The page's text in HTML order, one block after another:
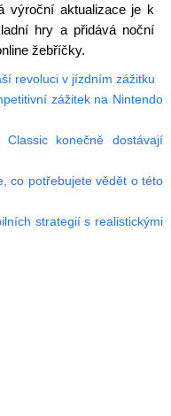
výroční aktualizace je k
hry a přidává noční
žebříčky.
revoluci v jízdním zážitku
zážitek na Nintendo
konečně dostávají
co potřebujete vědět o této
strategií s realistickými